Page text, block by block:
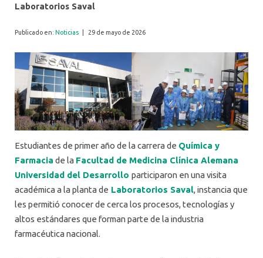
Laboratorios Saval
Publicado en: Noticias 29 de mayo de 2026
Estudiantes de primer año de la carrera de Química y
Farmacia de la Facultad de Medicina Clínica Alemana
Universidad del Desarrollo participaron en una visita
académica a la planta de Laboratorios Saval, instancia que
les permitió conocer de cerca los procesos, tecnologías y
altos estándares que forman parte de la industria
farmacéutica nacional.